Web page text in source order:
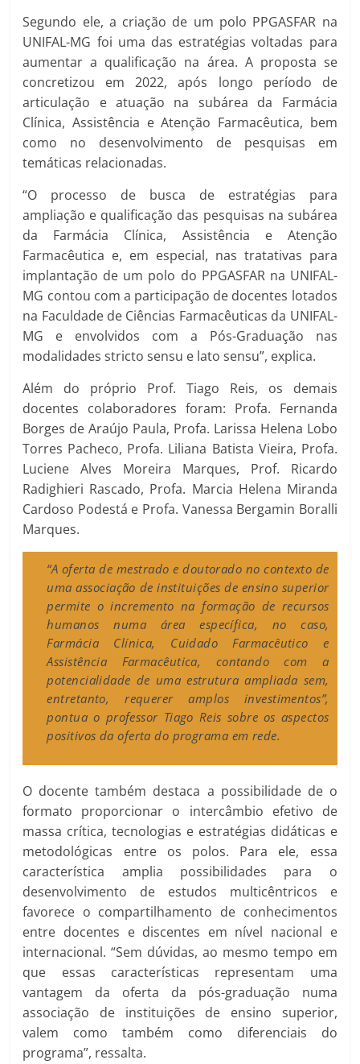
Segundo ele, a criação de um polo PPGASFAR na
UNIFAL-MG foi uma das estratégias voltadas para
aumentar a qualificação na área. A proposta se
concretizou em 2022, após longo período de
articulação e atuação na subárea da Farmácia
Clínica, Assistência e Atenção Farmacêutica, bem
como no desenvolvimento de pesquisas em
temáticas relacionadas.
“O processo de busca de estratégias para
ampliação e qualificação das pesquisas na subárea
da Farmácia Clínica, Assistência e Atenção
Farmacêutica e, em especial, nas tratativas para
implantação de um polo do PPGASFAR na UNIFAL-
MG contou com a participação de docentes lotados
na Faculdade de Ciências Farmacêuticas da UNIFAL-
MG e envolvidos com a Pós-Graduação nas
modalidades stricto sensu e lato sensu”, explica.
Além do próprio Prof. Tiago Reis, os demais
docentes colaboradores foram: Profa. Fernanda
Borges de Araújo Paula, Profa. Larissa Helena Lobo
Torres Pacheco, Profa. Liliana Batista Vieira, Profa.
Luciene Alves Moreira Marques, Prof. Ricardo
Radighieri Rascado, Profa. Marcia Helena Miranda
Cardoso Podestá e Profa. Vanessa Bergamin Boralli
Marques.
“A oferta de mestrado e doutorado no contexto de
uma associação de instituições de ensino superior
permite o incremento na formação de recursos
humanos numa área específica, no caso,
Farmácia Clínica, Cuidado Farmacêutico e
Assistência Farmacêutica, contando com a
potencialidade de uma estrutura ampliada sem,
entretanto, requerer amplos investimentos”,
pontua o professor Tiago Reis sobre os aspectos
positivos da oferta do programa em rede.
O docente também destaca a possibilidade de o
formato proporcionar o intercâmbio efetivo de
massa crítica, tecnologias e estratégias didáticas e
metodológicas entre os polos. Para ele, essa
característica amplia possibilidades para o
desenvolvimento de estudos multicêntricos e
favorece o compartilhamento de conhecimentos
entre docentes e discentes em nível nacional e
internacional. “Sem dúvidas, ao mesmo tempo em
que essas características representam uma
vantagem da oferta da pós-graduação numa
associação de instituições de ensino superior,
valem como também como diferenciais do
programa”, ressalta.